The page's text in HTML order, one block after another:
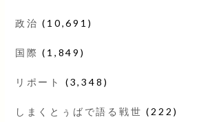
政治 (10,691)
国際 (1,849)
リポート (3,348)
しまくとぅばで語る戦世 (222)